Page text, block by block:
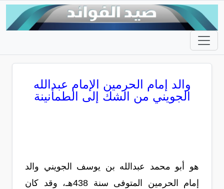
والد إمام الحرمين الإمام عبدالله
الجويني من الشك إلى الطمأنينة
هو أبو محمد عبدالله بن يوسف الجويني والد
إمام الحرمين المتوفى سنة 438هـ، وقد كان